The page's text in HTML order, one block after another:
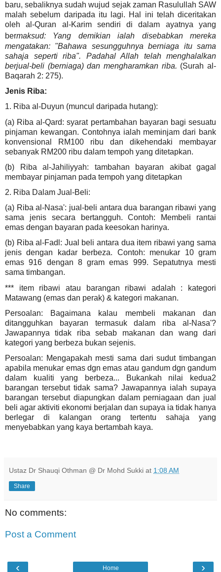
baru, sebaliknya sudah wujud sejak zaman Rasulullah SAW
malah sebelum daripada itu lagi. Hal ini telah diceritakan
oleh al-Quran al-Karim sendiri di dalam ayatnya yang
bermaksud: Yang demikian ialah disebabkan mereka
mengatakan: "Bahawa sesungguhnya berniaga itu sama
sahaja seperti riba". Padahal Allah telah menghalalkan
berjual-beli (berniaga) dan mengharamkan riba. (Surah al-
Baqarah 2: 275).
Jenis Riba:
1. Riba al-Duyun (muncul daripada hutang):
(a) Riba al-Qard: syarat pertambahan bayaran bagi sesuatu
pinjaman kewangan. Contohnya ialah meminjam dari bank
konvensional RM100 ribu dan dikehendaki membayar
sebanyak RM200 ribu dalam tempoh yang ditetapkan.
(b) Riba al-Jahiliyyah: tambahan bayaran akibat gagal
membayar pinjaman pada tempoh yang ditetapkan
2. Riba Dalam Jual-Beli:
(a) Riba al-Nasa': jual-beli antara dua barangan ribawi yang
sama jenis secara bertangguh. Contoh: Membeli rantai
emas dengan bayaran pada keesokan harinya.
(b) Riba al-Fadl: Jual beli antara dua item ribawi yang sama
jenis dengan kadar berbeza. Contoh: menukar 10 gram
emas 916 dengan 8 gram emas 999. Sepatutnya mesti
sama timbangan.
*** item ribawi atau barangan ribawi adalah : kategori
Matawang (emas dan perak) & kategori makanan.
Persoalan: Bagaimana kalau membeli makanan dan
ditangguhkan bayaran termasuk dalam riba al-Nasa'?
Jawapannya tidak riba sebab makanan dan wang dari
kategori yang berbeza bukan sejenis.
Persoalan: Mengapakah mesti sama dari sudut timbangan
apabila menukar emas dgn emas atau gandum dgn gandum
dalam kualiti yang berbeza... Bukankah nilai kedua2
barangan tersebut tidak sama? Jawapannya ialah supaya
barangan tersebut diapungkan dalam perniagaan dan jual
beli agar aktiviti ekonomi berjalan dan supaya ia tidak hanya
berlegar di kalangan orang tertentu sahaja yang
menyebabkan yang kaya bertambah kaya.
Ustaz Dr Shauqi Othman @ Dr Mohd Sukki at 1:08 AM
Share
No comments:
Post a Comment
‹ ›
Home